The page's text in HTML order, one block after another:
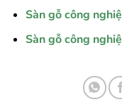
Sàn gỗ công
Sàn gỗ công